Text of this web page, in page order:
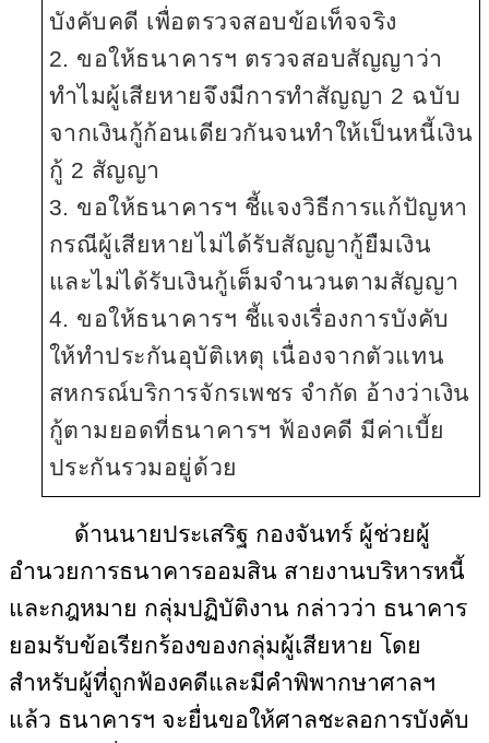
บังคับคดี เพื่อตรวจสอบข้อเท็จจริง
2. ขอให้ธนาคารฯ ตรวจสอบสัญญาว่า
ทำไมผู้เสียหายจึงมีการทำสัญญา 2 ฉบับ
จากเงินกู้ก้อนเดียวกันจนทำให้เป็นหนี้เงิน
กู้ 2 สัญญา
3. ขอให้ธนาคารฯ ชี้แจงวิธีการแก้ปัญหา
กรณีผู้เสียหายไม่ได้รับสัญญากู้ยืมเงิน
และไม่ได้รับเงินกู้เต็มจำนวนตามสัญญา
4. ขอให้ธนาคารฯ ชี้แจงเรื่องการบังคับ
ให้ทำประกันอุบัติเหตุ เนื่องจากตัวแทน
สหกรณ์บริการจักรเพชร จำกัด อ้างว่าเงิน
กู้ตามยอดที่ธนาคารฯ ฟ้องคดี มีค่าเบี้ย
ประกันรวมอยู่ด้วย
ด้านนายประเสริฐ กองจันทร์ ผู้ช่วยผู้
อำนวยการธนาคารออมสิน สายงานบริหารหนี้
และกฎหมาย กลุ่มปฏิบัติงาน กล่าวว่า ธนาคาร
ยอมรับข้อเรียกร้องของกลุ่มผู้เสียหาย โดย
สำหรับผู้ที่ถูกฟ้องคดีและมีคำพิพากษาศาลฯ
แล้ว ธนาคารฯ จะยื่นขอให้ศาลชะลอการบังคับ